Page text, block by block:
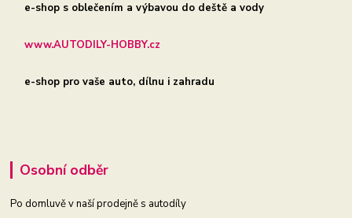
e-shop s oblečením a výbavou do deště a vody
www.AUTODILY-HOBBY.cz
e-shop pro vaše auto, dílnu i zahradu
Osobní odběr
Po domluvě v naší prodejně s autodíly